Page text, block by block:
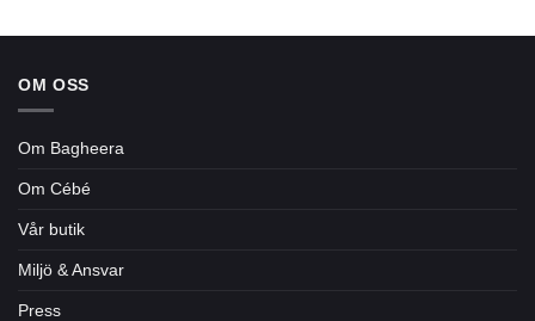
OM OSS
Om Bagheera
Om Cébé
Vår butik
Miljö & Ansvar
Press